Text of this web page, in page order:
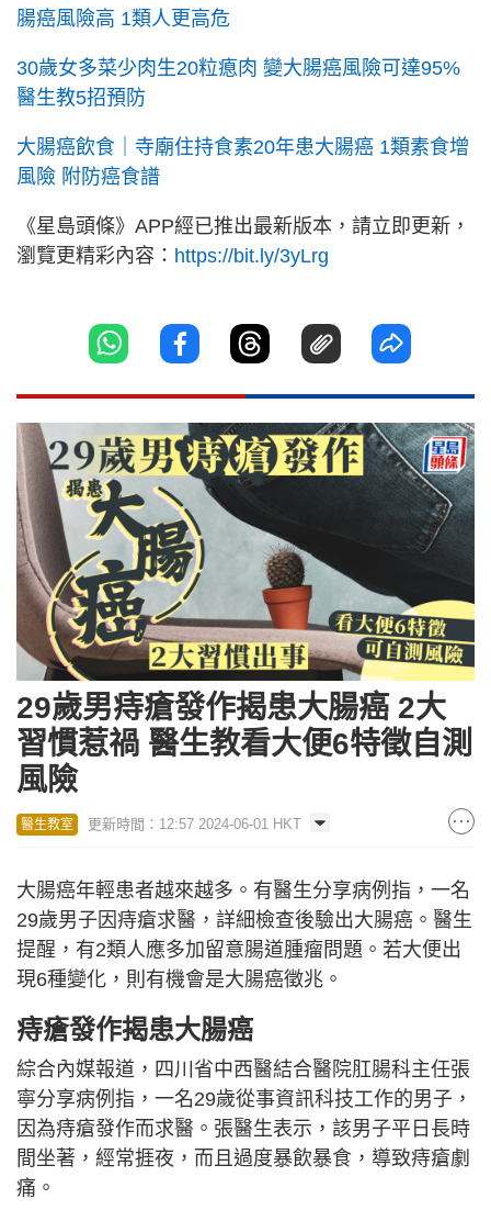
腸癌風險高 1類人更高危
30歲女多菜少肉生20粒瘜肉 變大腸癌風險可達95%
醫生教5招預防
大腸癌飲食｜寺廟住持食素20年患大腸癌 1類素食增
風險 附防癌食譜
《星島頭條》APP經已推出最新版本，請立即更新，
瀏覽更精彩內容： https://bit.ly/3yLrg
29歲男痔瘡發作揭患大腸癌 2大
習慣惹禍 醫生教看大便6特徵自測
風險
醫生教室 更新時間：12:57 2024-06-01 HKT
大腸癌年輕患者越來越多。有醫生分享病例指，一名
29歲男子因痔瘡求醫，詳細檢查後驗出大腸癌。醫生
提醒，有2類人應多加留意腸道腫瘤問題。若大便出
現6種變化，則有機會是大腸癌徵兆。
痔瘡發作揭患大腸癌
綜合內媒報道，四川省中西醫結合醫院肛腸科主任張
寧分享病例指，一名29歲從事資訊科技工作的男子，
因為痔瘡發作而求醫。張醫生表示，該男子平日長時
間坐著，經常捱夜，而且過度暴飲暴食，導致痔瘡劇
痛。